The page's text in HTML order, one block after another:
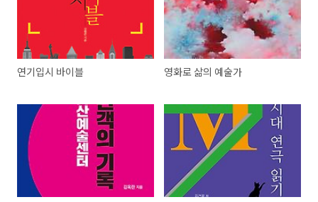
연기입시 바이블 영화로 삶의 예술가